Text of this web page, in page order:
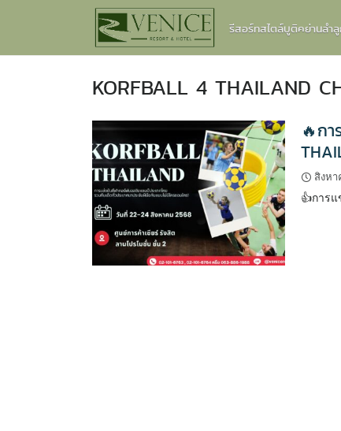
รีสอร์ทสไตล์บูติคย่านลำ
KORFBALL 4 THAILAND
🔥ก
สิงหา
👍การ